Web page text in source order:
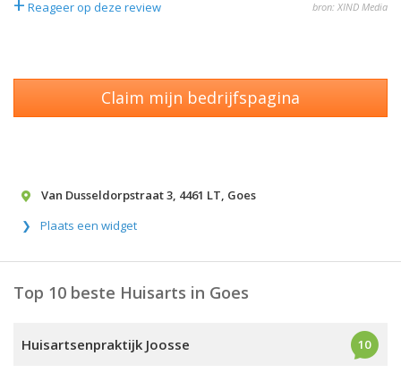
Reageer op deze review bron: XIND Media
Claim mijn bedrijfspagina
Van Dusseldorpstraat 3, 4461 LT, Goes
Plaats een widget
Top 10 beste Huisarts in Goes
Huisartsenpraktijk Joosse 10